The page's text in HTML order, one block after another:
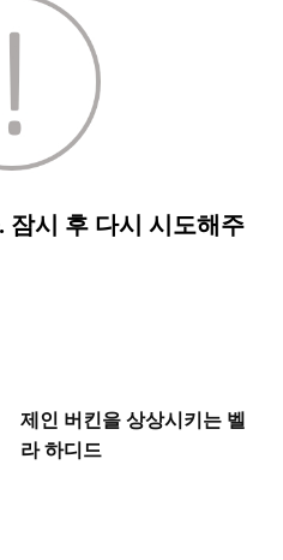
제인 버킨을 상상시키는 벨
라 하디드